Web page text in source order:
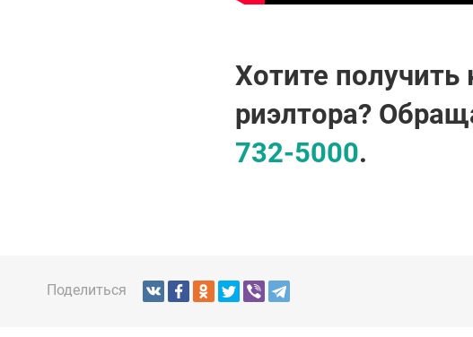
Хотите
риэлтора?
732-5000.
Поделиться